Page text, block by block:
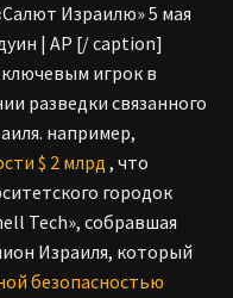
Израилю» 5 мая
| AP [/ caption]
игрок в
разведки связанного
например,
$ 2 млрд , что
городок
Tech», собравшая
Израиля, который
безопасностью